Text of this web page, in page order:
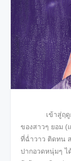
เข้าสู่ฤดูกาล
ของสาวๆ ยอม (
ที่ฉ่ำวาว ติดทน
ปากอวดหนุ่มๆ ไ